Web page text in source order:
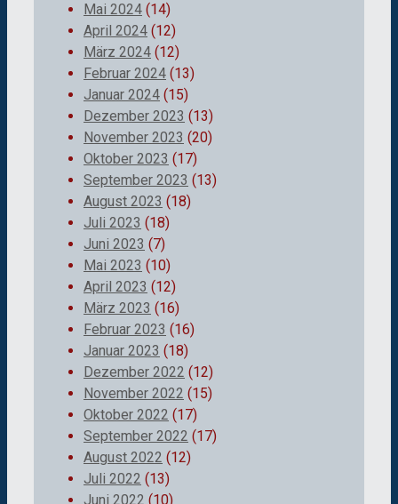
Mai 2024 (14)
April 2024 (12)
März 2024 (12)
Februar 2024 (13)
Januar 2024 (15)
Dezember 2023 (13)
November 2023 (20)
Oktober 2023 (17)
September 2023 (13)
August 2023 (18)
Juli 2023 (18)
Juni 2023 (7)
Mai 2023 (10)
April 2023 (12)
März 2023 (16)
Februar 2023 (16)
Januar 2023 (18)
Dezember 2022 (12)
November 2022 (15)
Oktober 2022 (17)
September 2022 (17)
August 2022 (12)
Juli 2022 (13)
Juni 2022 (10)